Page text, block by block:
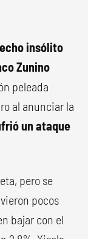
insólito
Zunino
peleada
al anunciar la
un ataque
pero se
pocos
bajar con el